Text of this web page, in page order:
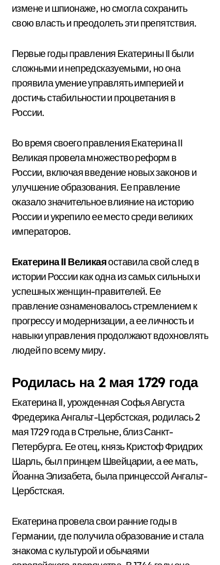
измене и шпионаже, но смогла сохранить
свою власть и преодолеть эти препятствия.
Первые годы правления Екатерины II были
сложными и непредсказуемыми, но она
проявила умение управлять империей и
достичь стабильности и процветания в
России.
Во время своего правления Екатерина II
Великая провела множество реформ в
России, включая введение новых законов и
улучшение образования. Ее правление
оказало значительное влияние на историю
России и укрепило ее место среди великих
императоров.
Екатерина II Великаяоставила свой след в
истории России как одна из самых сильных и
успешных женщин-правителей. Ее
правление ознаменовалось стремлением к
прогрессу и модернизации, а ее личность и
навыки управления продолжают вдохновлять
людей по всему миру.
Родилась на 2 мая 1729 года
Екатерина II, урожденная Софья Августа
Фредерика Ангальт-Цербстская, родилась 2
мая 1729 года в Стрельне, близ Санкт-
Петербурга. Ее отец, князь Кристоф Фридрих
Шарль, был принцем Швейцарии, а ее мать,
Йоанна Элизабета, была принцессой Ангальт-
Цербстская.
Екатерина провела свои ранние годы в
Германии, где получила образование и стала
знакома с культурой и обычаями